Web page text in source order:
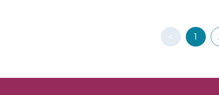
< 1